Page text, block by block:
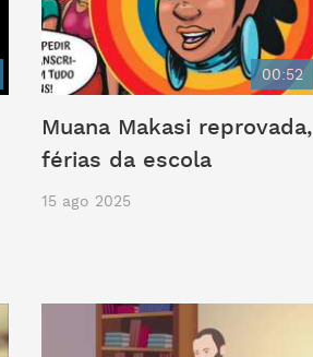
00:52
Muana Makasi reprovada,
férias da escola
15 ago 2025